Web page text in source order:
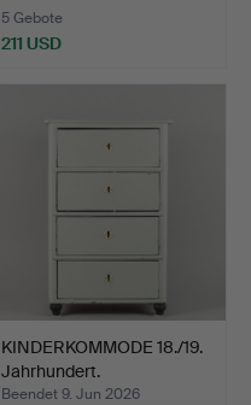
5 Gebote
211 USD
KINDERKOMMODE 18./19.
Jahrhundert.
Beendet 9. Jun 2026